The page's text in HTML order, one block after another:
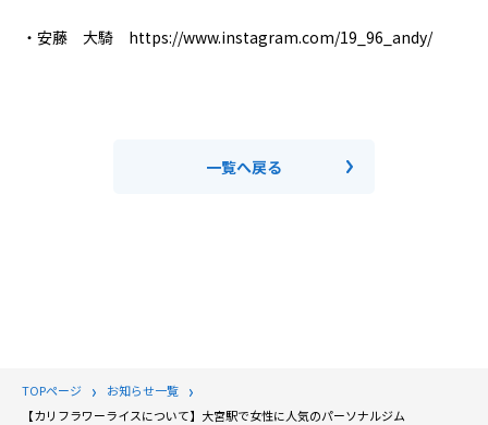
・安藤 大騎 https://www.instagram.com/19_96_andy/
一覧へ戻る
TOPページ
お知らせ一覧
【カリフラワーライスについて】大宮駅で女性に人気のパーソナルジム